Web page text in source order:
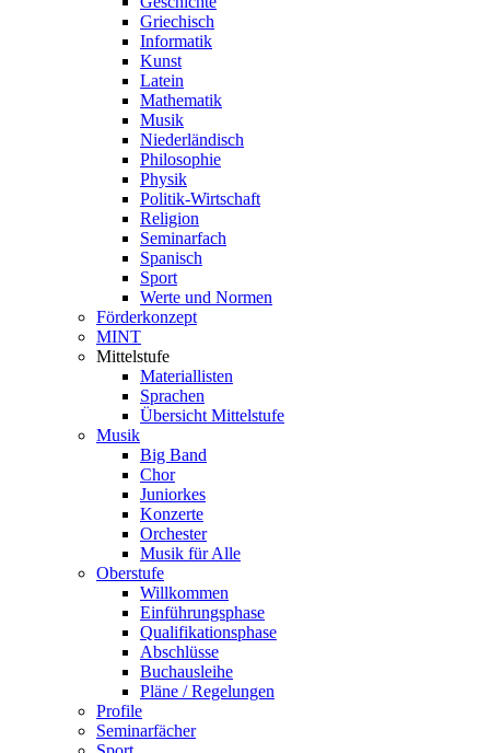
Griechisch
Informatik
Kunst
Latein
Mathematik
Musik
Niederländisch
Philosophie
Physik
Politik-Wirtschaft
Religion
Seminarfach
Spanisch
Sport
Werte und Normen
Förderkonzept
MINT
Mittelstufe
Materiallisten
Sprachen
Übersicht Mittelstufe
Musik
Big Band
Chor
Juniorkes
Konzerte
Orchester
Musik für Alle
Oberstufe
Willkommen
Einführungsphase
Qualifikationsphase
Abschlüsse
Buchausleihe
Pläne / Regelungen
Profile
Seminarfächer